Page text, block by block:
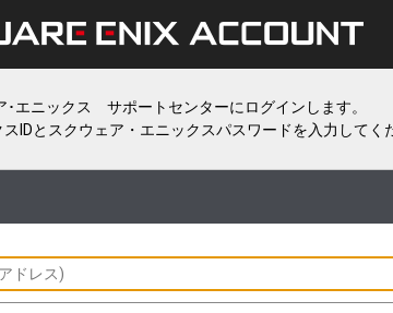
･エニックス サポートセンターにログインします。
IDとスクウェア・エニックスパスワードを入力してく